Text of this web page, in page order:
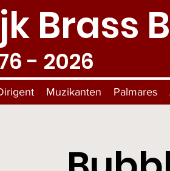
Brass
- 2026
Muzikanten Palmares